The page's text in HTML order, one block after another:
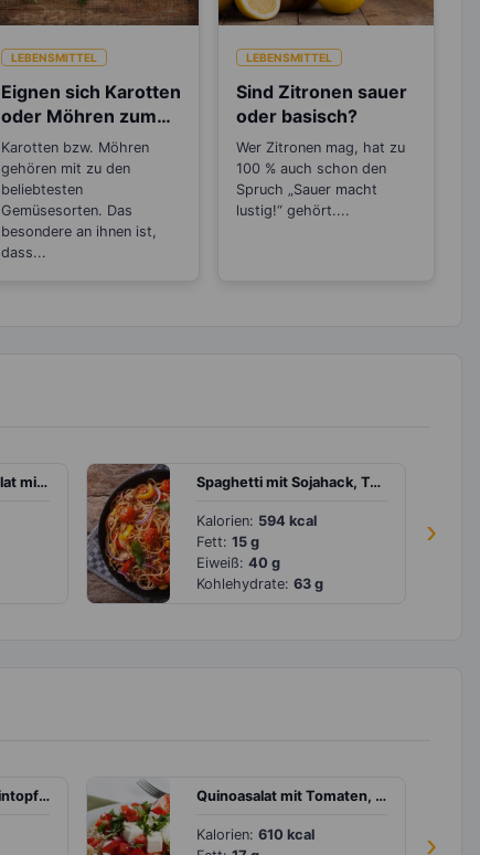
LEBENSMITTEL
Eignen sich Karotten
oder Möhren zum
Abnehmen?
Karotten bzw. Möhren
gehören mit zu den
beliebtesten
Gemüsesorten. Das
besondere an ihnen ist,
dass...
LEBENSMITTEL
Sind Zitronen sauer
oder basisch?
Wer Zitronen mag, hat zu
100 % auch schon den
Spruch „Sauer macht
lustig!“ gehört....
›
Asiatischer Bulgursalat mit schwarzem Sesam Spaghetti mit Sojahack, Tomaten und Paprika
Kalorien: 594 kcal
Fett: 15 g
Eiweiß: 40 g
Kohlehydrate: 63 g
›
Rinderhackfleisch-Eintopf mit Wirsing und Möhre Quinoasalat mit Tomaten, Paprika und Feta
Kalorien: 610 kcal